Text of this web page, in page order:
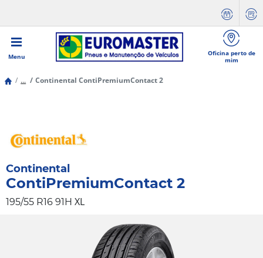
Menu
Oficina perto de
mim
... Continental ContiPremiumContact 2
Continental
ContiPremiumContact 2
195/55 R16 91H XL